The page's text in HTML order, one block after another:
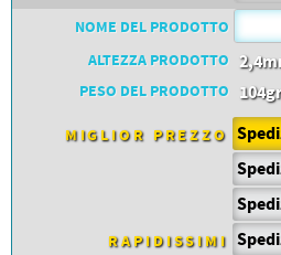
NOME DEL PRODOTTO
ALTEZZA PRODOTTO
PESO DEL PRODOTTO 104gr
MIGLIOR PREZZO
RAPIDISSIMI